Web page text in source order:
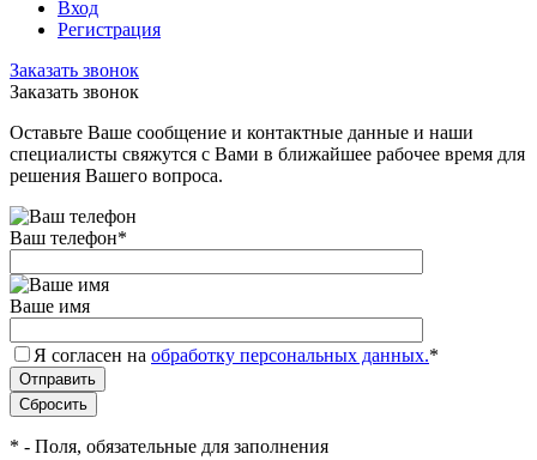
Вход
Регистрация
Заказать звонок
Заказать звонок
Оставьте Ваше сообщение и контактные данные и наши
специалисты свяжутся с Вами в ближайшее рабочее время для
решения Вашего вопроса.
Ваш телефон*
Ваше имя
Я согласен на обработку персональных данных.*
* - Поля, обязательные для заполнения